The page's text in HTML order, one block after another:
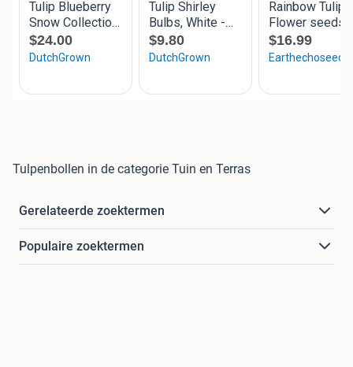
Tulpenbollen in de categorie Tuin en Terras
Gerelateerde zoektermen
Populaire zoektermen